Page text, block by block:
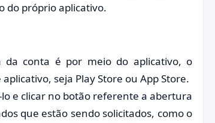
do próprio aplicativo.
conta é por meio do aplicativo, o
seja Play Store ou App Store.
e clicar no botão referente a abertura
que estão sendo solicitados, como o